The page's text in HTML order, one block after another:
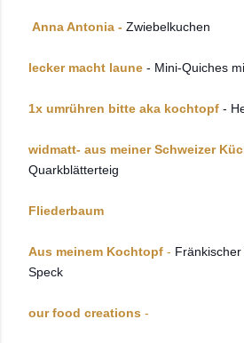
Anna Antonia - Zwiebelkuchen
lecker macht laune - Mini-Quiches
1x umrühren bitte aka kochtopf -
widmatt- aus meiner Schweizer
Quarkblätterteig
Fliederbaum
Aus meinem Kochtopf -
Speck
our food creations -